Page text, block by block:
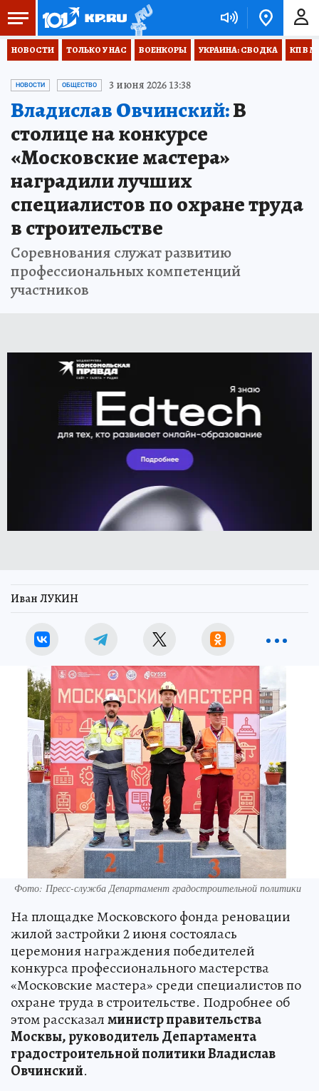
НОВОСТИ ТОЛЬКО У НАС ВОЕНКОРЫ УКРАИНА: СВОДКА КП В
НОВОСТИ ОБЩЕСТВО 3 июня 2026 13:38
Владислав Овчинский:В
столице на конкурсе
«Московские мастера»
наградили лучших
специалистов по охране труда
в строительстве
Соревнования служат развитию
профессиональных компетенций
участников
Иван ЛУКИН
Фото: Пресс-служба Департамент градостроительной политики
На площадке Московского фонда реновации
жилой застройки 2 июня состоялась
церемония награждения победителей
конкурса профессионального мастерства
«Московские мастера» среди специалистов по
охране труда в строительстве. Подробнее об
этом рассказалминистр правительства
Москвы, руководитель Департамента
градостроительной политики Владислав
Овчинский.